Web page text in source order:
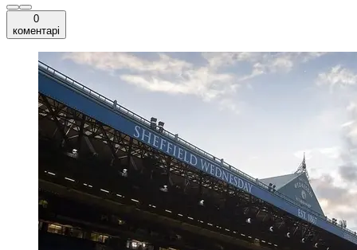
0
коментарі